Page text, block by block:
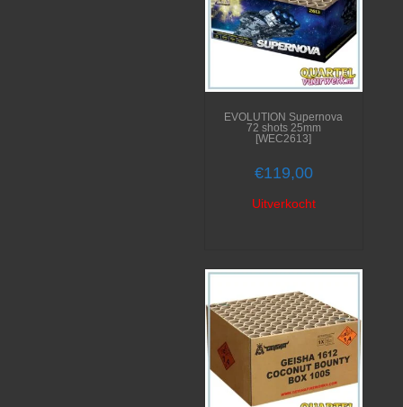
EVOLUTION Supernova
72 shots 25mm
[WEC2613]
€119,00
Uitverkocht